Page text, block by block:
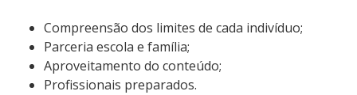
Compreensão dos limites de cada indivíduo;
Parceria escola e família;
Aproveitamento do conteúdo;
Profissionais preparados.